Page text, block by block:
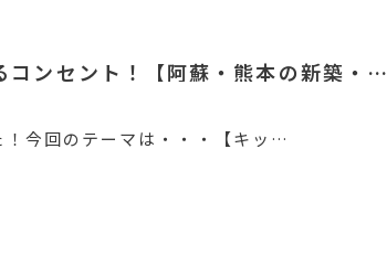
コンセント！【阿蘇・熊本の新築・…
今回のテーマは・・・【キッ…